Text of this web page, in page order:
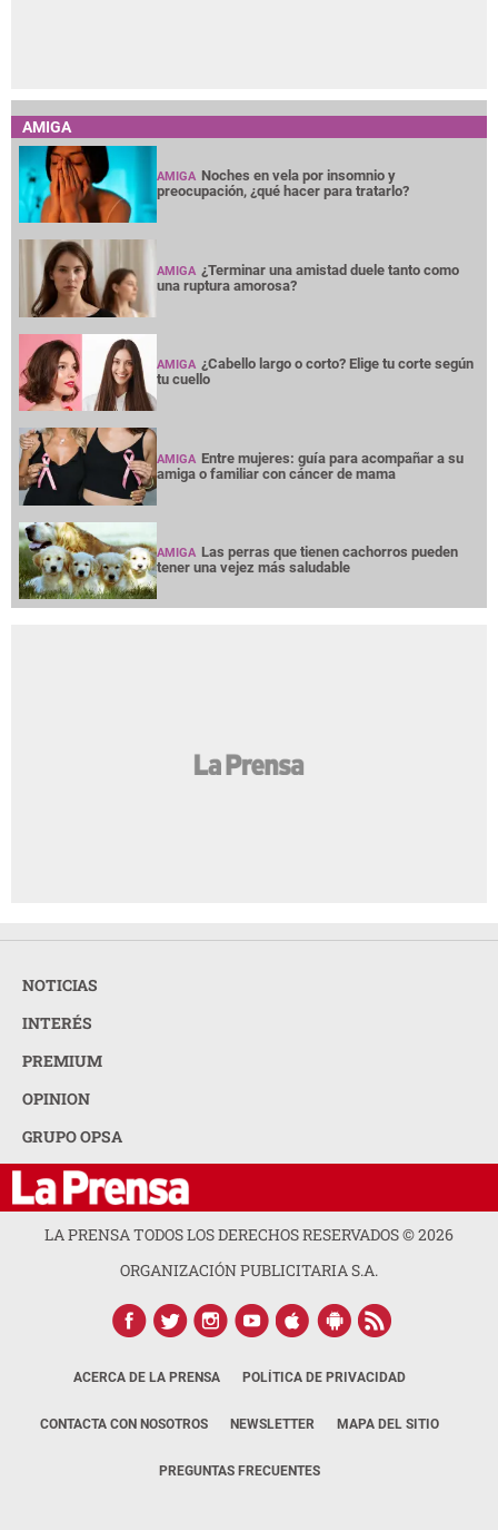
AMIGA
AMIGA Noches en vela por insomnio y
preocupación, ¿qué hacer para tratarlo?
AMIGA ¿Terminar una amistad duele tanto como
una ruptura amorosa?
AMIGA ¿Cabello largo o corto? Elige tu corte según
tu cuello
AMIGA Entre mujeres: guía para acompañar a su
amiga o familiar con cáncer de mama
AMIGA Las perras que tienen cachorros pueden
tener una vejez más saludable
NOTICIAS
INTERÉS
PREMIUM
OPINION
GRUPO OPSA
LA PRENSA TODOS LOS DERECHOS RESERVADOS ©2026
ORGANIZACIÓN PUBLICITARIA S.A.
ACERCA DE LA PRENSA POLÍTICA DE PRIVACIDAD
CONTACTA CON NOSOTROS NEWSLETTER MAPA DEL SITIO
PREGUNTAS FRECUENTES